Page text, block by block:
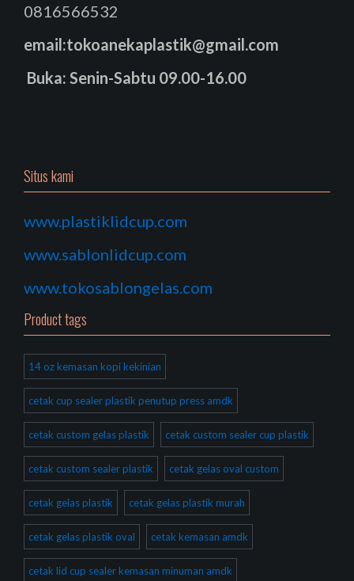
0816566532
email:tokoanekaplastik@gmail.com
Buka: Senin-Sabtu 09.00-16.00
Situs kami
www.plastiklidcup.com
www.sablonlidcup.com
www.tokosablongelas.com
Product tags
14 oz kemasan kopi kekinian
cetak cup sealer plastik penutup press amdk
cetak custom gelas plastik cetak custom sealer cup plastik
cetak custom sealer plastik cetak gelas oval custom
cetak gelas plastik cetak gelas plastik murah
cetak gelas plastik oval cetak kemasan amdk
cetak lid cup sealer kemasan minuman amdk